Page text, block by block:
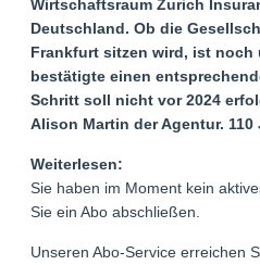
Wirtschaftsraum Zurich
Deutschland. Ob die
Frankfurt sitzen wird, ist noch
bestätigte einen
Schritt soll nicht vor 2024
Alison Martin der Agentur.
Weiterlesen:
Sie haben im Moment kein
Sie ein Abo abschließen.
Unseren Abo-Service erreichen